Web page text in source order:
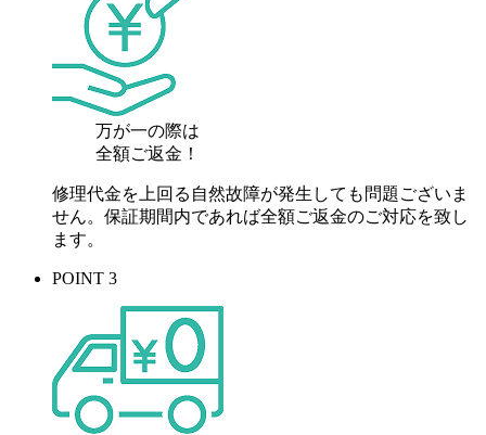
万が一の際は
全額ご返金！
修理代金を上回る自然故障が発生しても問題ございま
せん。保証期間内であれば全額ご返金のご対応を致し
ます。
POINT 3